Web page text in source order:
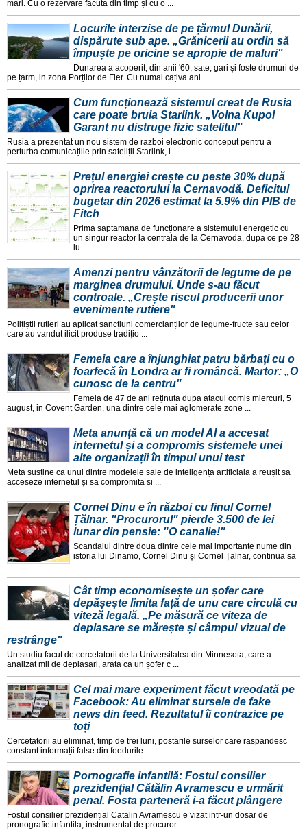
mari. Cu o rezervare facuta din timp și cu o ...
Locurile interzise de pe țărmul Dunării,
dispărute sub ape. „Grănicerii au ordin să
împuște pe oricine se apropie de maluri"
Dunarea a acoperit, din anii '60, sate, gari și foste drumuri de
pe țarm, in zona Porților de Fier. Cu numai cațiva ani ...
Cum funcționează sistemul creat de Rusia
care poate bruia Starlink. „Volna Kupol
Garant nu distruge fizic satelitul"
Rusia a prezentat un nou sistem de razboi electronic conceput pentru a
perturba comunicațiile prin sateliții Starlink, i ...
Prețul energiei crește cu peste 30% după
oprirea reactorului la Cernavodă. Deficitul
bugetar din 2026 estimat la 5.9% din PIB de
Fitch
Prima saptamana de funcționare a sistemului energetic cu
un singur reactor la centrala de la Cernavoda, dupa ce pe 28
iu ...
Amenzi pentru vânzătorii de legume de pe
marginea drumului. Unde s-au făcut
controale. „Crește riscul producerii unor
evenimente rutiere"
Polițiștii rutieri au aplicat sancțiuni comercianților de legume-fructe sau celor
care au vandut ilicit produse tradițio ...
Femeia care a înjunghiat patru bărbați cu o
foarfecă în Londra ar fi româncă. Martor: „O
cunosc de la centru"
Femeia de 47 de ani reținuta dupa atacul comis miercuri, 5
august, in Covent Garden, una dintre cele mai aglomerate zone ...
Meta anunță că un model AI a accesat
internetul și a compromis sistemele unei
alte organizații în timpul unui test
Meta susține ca unul dintre modelele sale de inteligența artificiala a reușit sa
acceseze internetul și sa compromita si ...
Cornel Dinu e în război cu finul Cornel
Țălnar. "Procurorul" pierde 3.500 de lei
lunar din pensie: "O canalie!"
Scandalul dintre doua dintre cele mai importante nume din
istoria lui Dinamo, Cornel Dinu și Cornel Țalnar, continua sa
Cât timp economisește un șofer care
depășește limita față de unu care circulă cu
viteză legală. „Pe măsură ce viteza de
deplasare se mărește și câmpul vizual de
restrânge"
Un studiu facut de cercetatorii de la Universitatea din Minnesota, care a
analizat mii de deplasari, arata ca un șofer c ...
Cel mai mare experiment făcut vreodată pe
Facebook: Au eliminat sursele de fake
news din feed. Rezultatul îi contrazice pe
toți
Cercetatorii au eliminat, timp de trei luni, postarile surselor care raspandesc
constant informații false din feedurile ...
Pornografie infantilă: Fostul consilier
prezidențial Cătălin Avramescu e urmărit
penal. Fosta parteneră i-a făcut plângere
Fostul consilier prezidențial Catalin Avramescu e vizat intr-un dosar de
pronografie infantila, instrumentat de procuror ...